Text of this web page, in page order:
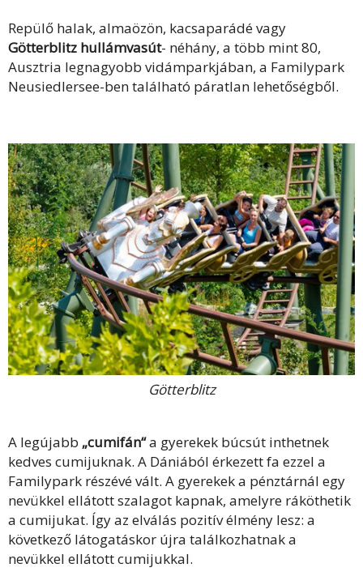
Repülő halak, almaözön, kacsaparádé vagy
Götterblitz hullámvasút- néhány, a több mint 80,
Ausztria legnagyobb vidámparkjában, a Familypark
Neusiedlersee-ben található páratlan lehetőségből.
Götterblitz
A legújabb „cumifán“a gyerekek búcsút inthetnek
kedves cumijuknak. A Dániából érkezett fa ezzel a
Familypark részévé vált. A gyerekek a pénztárnál egy
nevükkel ellátott szalagot kapnak, amelyre ráköthetik
a cumijukat. Így az elválás pozitív élmény lesz: a
következő látogatáskor újra találkozhatnak a
nevükkel ellátott cumijukkal.